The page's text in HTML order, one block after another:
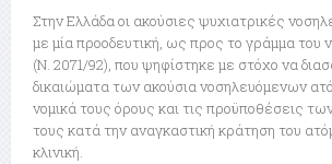
Στην Ελλάδα οι ακούσιες ψυχιατρικές
με μία προοδευτική, ως προς το γράμμα του
(Ν. 2071/92), που ψηφίστηκε με στόχο να
δικαιώματα των ακούσια νοσηλευόμενων
νομικά τους όρους και τις προϋποθέσεις
τους κατά την αναγκαστική κράτηση του
κλινική.